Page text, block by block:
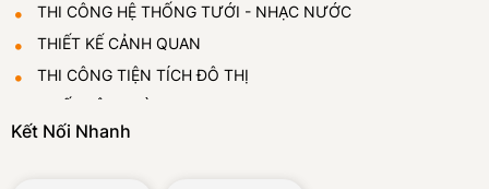
THI CÔNG HỆ THỐNG TƯỚI - NHẠC NƯỚC
THIẾT KẾ CẢNH QUAN
THI CÔNG TIỆN TÍCH ĐÔ THỊ
CUNG CẤP VÀ CHO THUÊ CÂY CẢNH
Kết Nối Nhanh